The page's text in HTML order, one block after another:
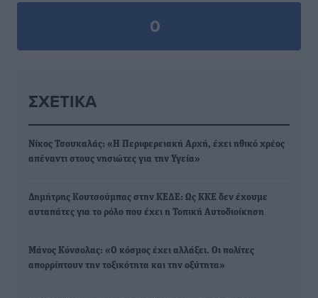
0
ΣΧΕΤΙΚΆ
Νίκος Τσουκαλάς: «Η Περιφερειακή Αρχή, έχει ηθικό χρέος
απέναντι στους νησιώτες για την Υγεία»
Δημήτρης Κουτσούμπας στην ΚΕΔΕ: Ως ΚΚΕ δεν έχουμε
αυταπάτες για το ρόλο που έχει η Τοπική Αυτοδιοίκηση
Μάνος Κόνσολας: «Ο κόσμος έχει αλλάξει. Οι πολίτες
απορρίπτουν την τοξικότητα και την οξύτητα»